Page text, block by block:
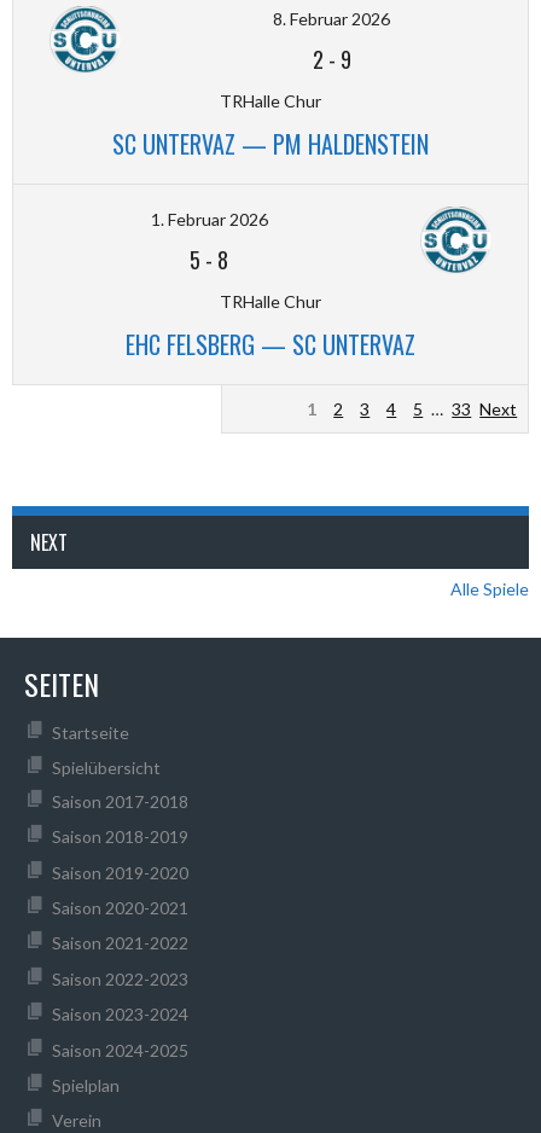
8. Februar 2026
2 - 9
TRHalle Chur
SC UNTERVAZ — PM HALDENSTEIN
1. Februar 2026
5 - 8
TRHalle Chur
EHC FELSBERG — SC UNTERVAZ
1 2 3 4 5 … 33 Next
NEXT
Alle Spiele
SEITEN
Startseite
Spielübersicht
Saison 2017-2018
Saison 2018-2019
Saison 2019-2020
Saison 2020-2021
Saison 2021-2022
Saison 2022-2023
Saison 2023-2024
Saison 2024-2025
Spielplan
Verein